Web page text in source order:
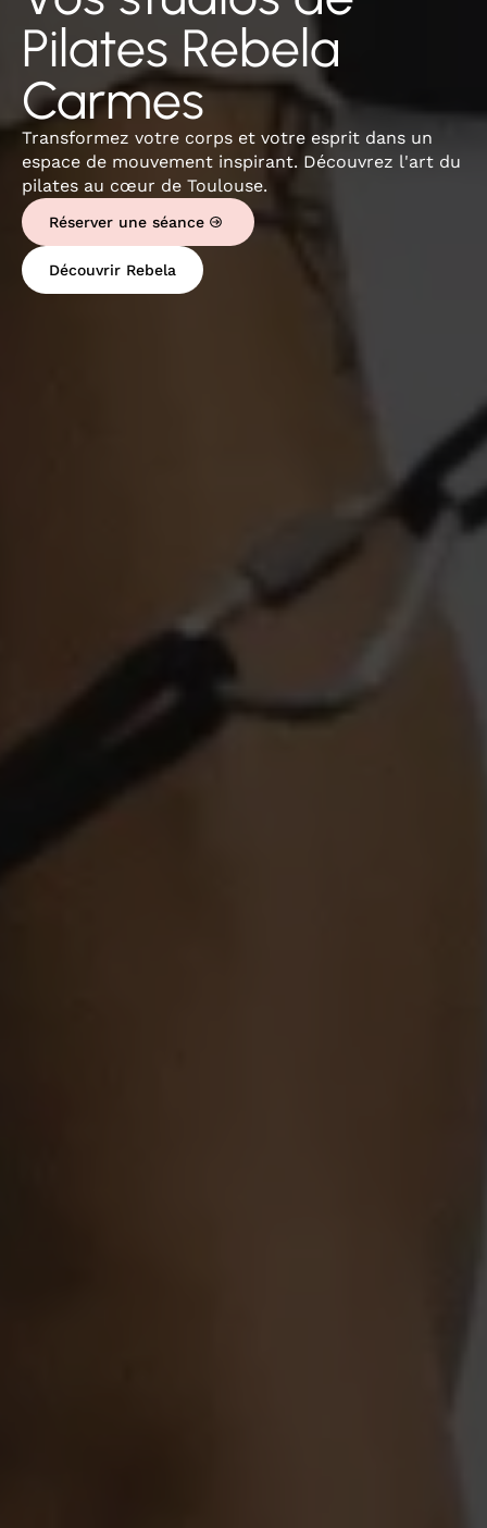
Pilates Rebela
Carmes
Transformez votre corps et votre esprit dans un
espace de mouvement inspirant. Découvrez l'art du
pilates au cœur de Toulouse.
Réserver une séance
Découvrir Rebela